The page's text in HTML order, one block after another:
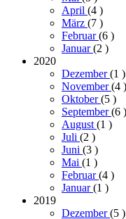
April (4 )
März (7 )
Februar(6 )
Januar(2 )
2020
Dezember(1 )
November(4 )
Oktober(5 )
September(6 )
August(1 )
Juli (2 )
Juni (3 )
Mai (1 )
Februar(4 )
Januar(1 )
2019
Dezember(5 )